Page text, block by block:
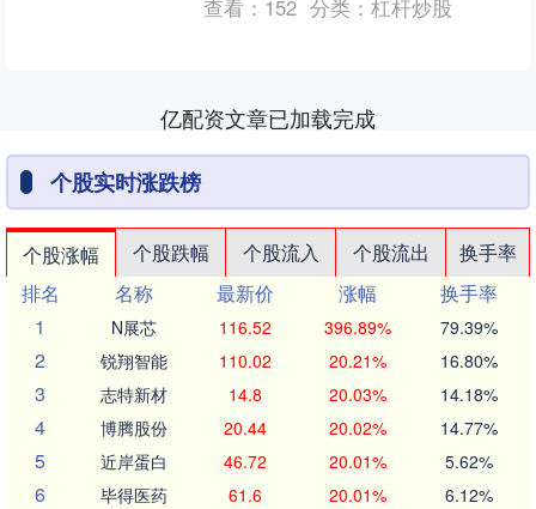
元....
查看： 152 分类： 杠杆炒股
亿配资文章已加载完成
个股实时涨跌榜
个股涨幅 个股跌幅 个股流入 个股流出
换手率
排名
名称 最新价 涨幅
换手率
1
N展芯 116.52 396.89% 79.39%
2 锐翔智能 110.02 20.21% 16.80%
3 志特新材 14.8 20.03% 14.18%
4 博腾股份 20.44 20.02% 14.77%
5 近岸蛋白 46.72 20.01% 5.62%
6 毕得医药 61.6 20.01% 6.12%